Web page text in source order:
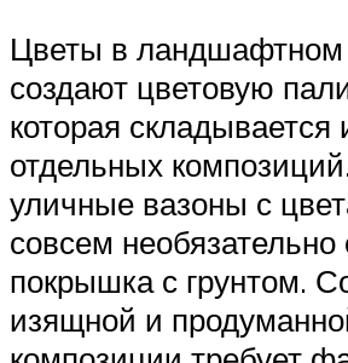
Цветы в ландшафтном
создают цветовую
которая складывается
отдельных
уличные вазоны с
совсем необязательно
покрышка с грунтом.
изящной и